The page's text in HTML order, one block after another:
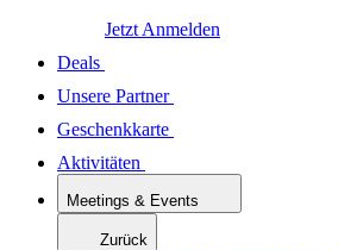
Jetzt Anmelden
Deals
Unsere Partner
Geschenkkarte
Aktivitäten
Meetings & Events
Zurück